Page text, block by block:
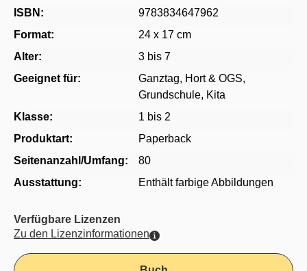
ISBN:
9783834647962
Format:
24 x 17 cm
Alter:
3 bis 7
Geeignet für:
Ganztag, Hort & OGS,
Grundschule, Kita
Klasse:
1 bis 2
Produktart:
Paperback
Seitenanzahl/Umfang:
80
Ausstattung:
Enthält farbige Abbildungen
Verfügbare Lizenzen
Zu den Lizenzinformationen